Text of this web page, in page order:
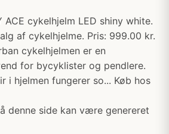
ACE cykelhjelm LED shiny white.
af cykelhjelme. Pris: 999.00 kr.
cykelhjelmen er en
for bycyklister og pendlere.
i hjelmen fungerer so... Køb hos
denne side kan være genereret